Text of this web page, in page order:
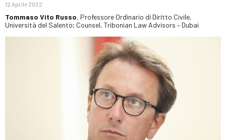
12 Aprile 2022
Tommaso Vito Russo, Professore Ordinario di Diritto Civile,
Università del Salento; Counsel, Tribonian Law Advisors – Dubai